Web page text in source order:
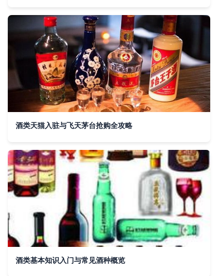
酒类天猫入驻与飞天茅台抢购全攻略
酒类基本知识入门与常见酒种概览